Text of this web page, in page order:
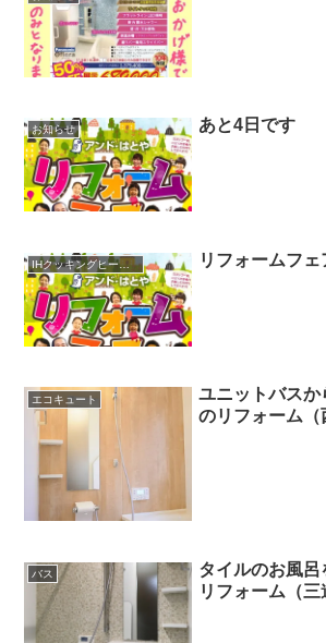
お知らせ あと4日です
IHクッキングヒーター リフォームフェ
エコキュート
ユニットバス
のリフォーム（
バス
タイルのお風
リフォーム（三